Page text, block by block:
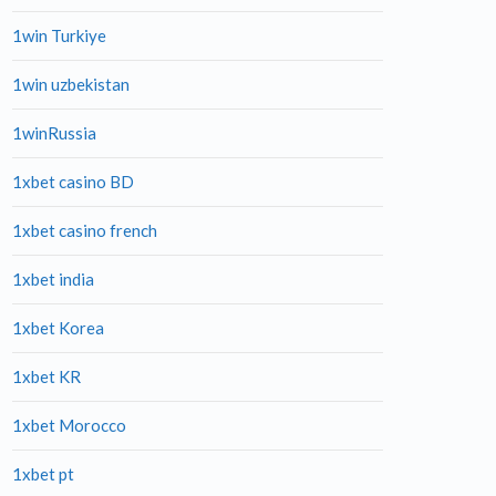
1win Turkiye
1win uzbekistan
1winRussia
1xbet casino BD
1xbet casino french
1xbet india
1xbet Korea
1xbet KR
1xbet Morocco
1xbet pt